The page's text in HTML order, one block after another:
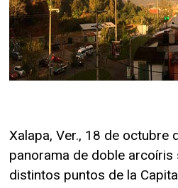
Xalapa, Ver., 18 de octubre
panorama de doble
distintos puntos de la